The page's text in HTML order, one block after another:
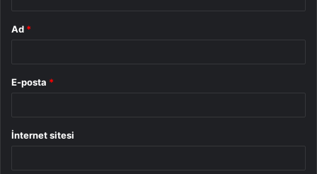
Ad *
E-posta *
İnternet sitesi